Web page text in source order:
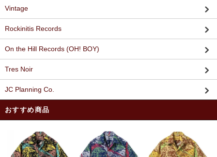
Vintage
Rockinitis Records
On the Hill Records (OH! BOY)
Tres Noir
JC Planning Co.
おすすめ商品